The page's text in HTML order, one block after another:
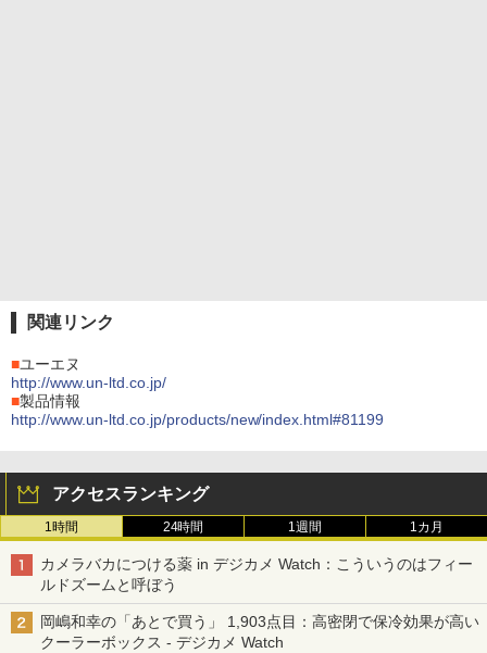
関連リンク
■ユーエヌ
http://www.un-ltd.co.jp/
■製品情報
http://www.un-ltd.co.jp/products/new/index.html#81199
アクセスランキング
1時間 24時間 1週間 1カ月
カメラバカにつける薬 in デジカメ Watch：こういうのはフィー
ルドズームと呼ぼう
岡嶋和幸の「あとで買う」 1,903点目：高密閉で保冷効果が高い
クーラーボックス - デジカメ Watch